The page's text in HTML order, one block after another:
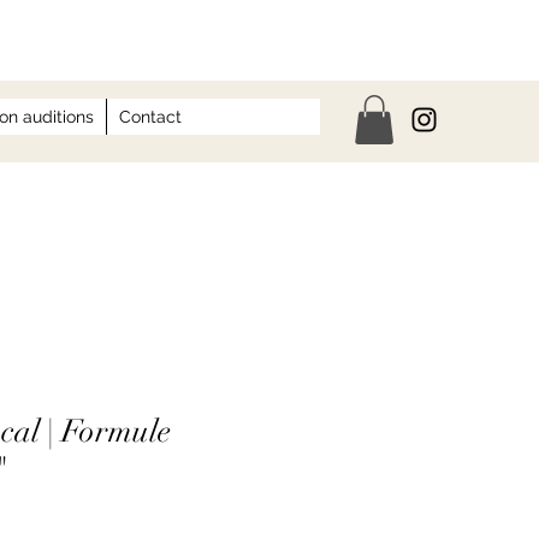
auditions Contact
| Formule